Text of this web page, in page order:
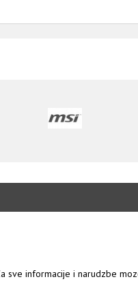
sve informacije i narudzbe